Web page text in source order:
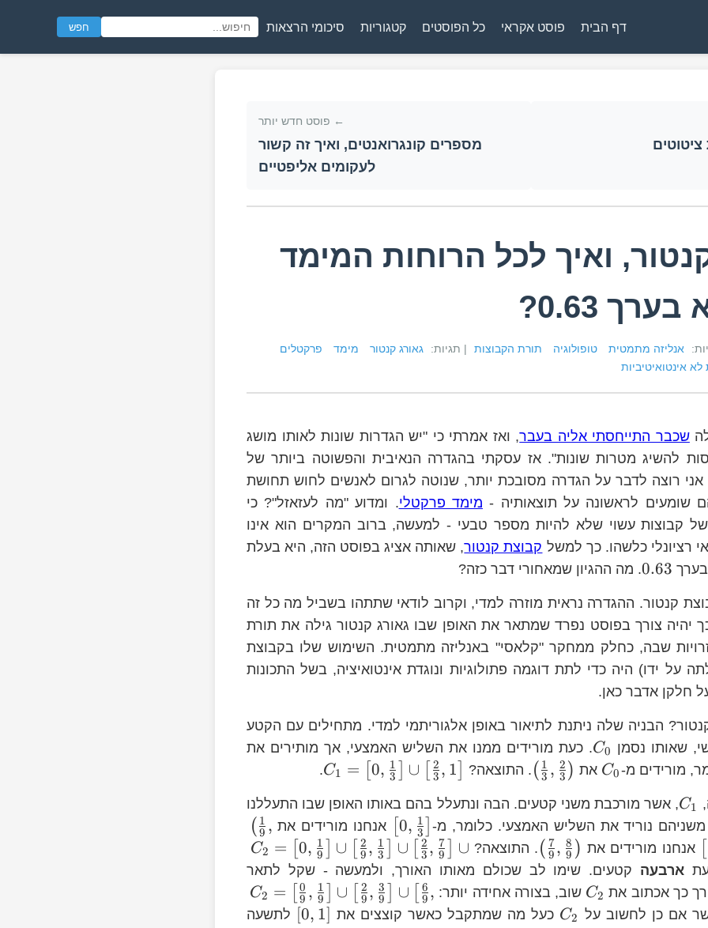
דף הבית פוסט אקראי כל הפוסטים קטגוריות סיכומי הרצאות חפש
← פוסט חדש יותר
מספרים קונגרואנטים, ואיך זה קשור
לעקומים אליפטיים
ואיך לכל הרוחות המימד
0.63?
אנליזה מתמטית טופולוגיה תורת הקבוצות | תגיות: גאורג קנטור מימד
פרקטלים
לא אינטואיטיביות
שכבר התייחסתי אליה בעבר, ואז אמרתי כי "יש הגדרות שונות לאותו מושג
להשיג מטרות שונות". אז עסקתי בהגדרה הנאיבית והפשוטה ביותר של
אני רוצה לדבר על הגדרה מסובכת יותר, שנוטה לגרום לאנשים לחוש תחושת
שומעים לראשונה על תוצאותיה - מימד פרקטלי. ומדוע "מה לעזאזל"? כי
קבוצות עשוי שלא להיות מספר טבעי - למעשה, ברוב המקרים הוא אינו
רציונלי כלשהו. כך למשל קבוצת קנטור, שאותה אציג בפוסט הזה, היא בעלת
0.63. מה ההגיון שמאחורי דבר כזה?
קנטור. ההגדרה נראית מוזרה למדי, וקרוב לודאי שתתהו בשביל מה כל זה
יהיה צורך בפוסט נפרד שמתאר את האופן שבו גאורג קנטור גילה את תורת
שבה, כחלק ממחקר "קלאסי" באנליזה מתמטית. השימוש שלו בקבוצת
על ידו) היה כדי לתת דוגמה פתולוגיות ונוגדת אינטואיציה, בשל התכונות
חלקן אדבר כאן.
הבניה שלה ניתנת לתיאור באופן אלגוריתמי למדי. מתחילים עם הקטע
שאותו נסמן C_{0} C0
. כעת מורידים ממנו את השליש האמצעי, אך מותירים את
מורידים מ-
C_{0} C0 את
\left(\frac{1}
{3}\right)
( 3
1 , 3
2 ) . התוצאה? C1 = [0, 3
1 ∪ 3
2 , 1
.
C_{1} C1
, אשר מורכבת משני קטעים. הבה ונתעלל בהם באותו האופן שבו התעללנו
C_{0} נוריד את השליש האמצעי. כלומר, מ- 0, 3
1 ] אנחנו מורידים את ( 9
1 ,
\left[\frac{2}
{3},1\right]
אנחנו מורידים את\left(\frac{7}
{9},\frac{8}
{9}\right)
( 9
7, 9
8 ) . התוצאה? C2 = [0, 9
1 ∪ 9
2 , 3
1 ∪ 3
2 , 9
7
∪
ארבעה קטעים. שימו לב שכולם מאותו האורך, ולמעשה - שקל לתאר
כך אכתוב את
C_{2} C2 שוב, בצורה אחידה יותר: C2 = 9
0 , 9
1 ∪ 9
2 , 9
3 ∪ 9
6 ,
אם כן לחשוב על C_{2} C2 כעל מה שמתקבל כאשר קוצצים את [0, 1]
לתשעה